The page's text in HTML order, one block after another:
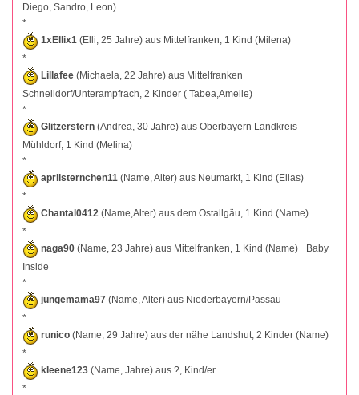
Diego, Sandro, Leon)
*
1xEllix1 (Elli, 25 Jahre) aus Mittelfranken, 1 Kind (Milena)
*
Lillafee (Michaela, 22 Jahre) aus Mittelfranken
Schnelldorf/Unterampfrach, 2 Kinder ( Tabea,Amelie)
*
Glitzerstern (Andrea, 30 Jahre) aus Oberbayern Landkreis
Mühldorf, 1 Kind (Melina)
*
aprilsternchen11 (Name, Alter) aus Neumarkt, 1 Kind (Elias)
*
Chantal0412 (Name,Alter) aus dem Ostallgäu, 1 Kind (Name)
*
naga90 (Name, 23 Jahre) aus Mittelfranken, 1 Kind (Name)+ Baby
Inside
*
jungemama97 (Name, Alter) aus Niederbayern/Passau
*
runico (Name, 29 Jahre) aus der nähe Landshut, 2 Kinder (Name)
*
kleene123 (Name, Jahre) aus ?, Kind/er
*